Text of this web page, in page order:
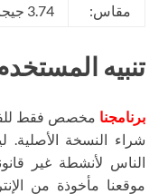
مقاس:
3.74 جيجابايت
تنبيه
برنامجنا مخصص فقط
شراء النسخة الأصلية.
الناس لأنشطة غير
موقعنا مأخوذة من